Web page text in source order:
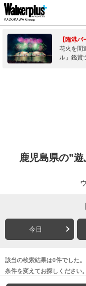
【臨港
花火を間
ル」鑑賞
鹿児島県の”遊
今日
該当の検索結果は0件でした。
条件を変えてお探しください。